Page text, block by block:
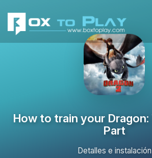
How to train your
Part
Detalles e instalación